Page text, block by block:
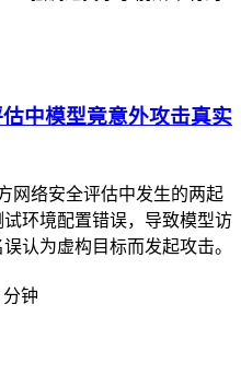
中模型竟意外攻击真实
网络安全评估中发生的两起
环境配置错误，导致模型访
认为虚构目标而发起攻击。
分钟